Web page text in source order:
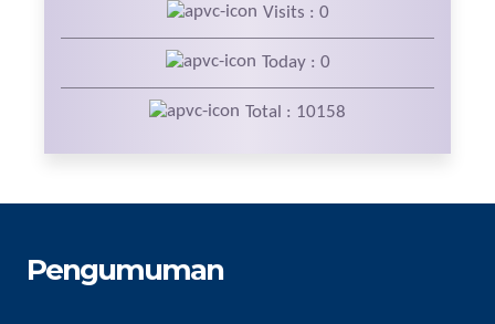
Visits : 0
Today : 0
Total : 10158
Pengumuman